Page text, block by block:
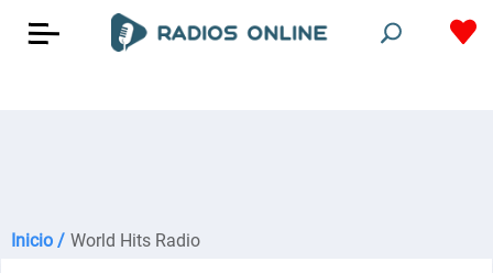
Inicio / World Hits Radio